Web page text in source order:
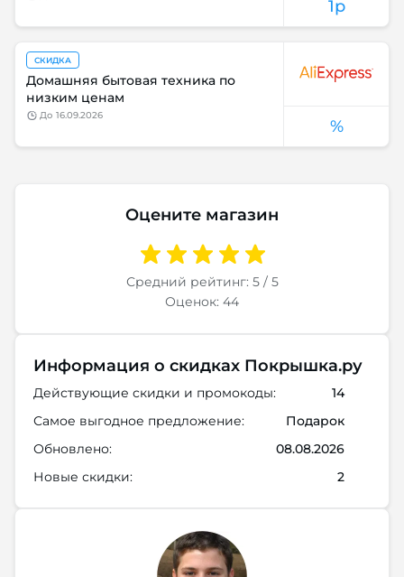
1р
%
СКИДКА
Домашняя бытовая техника по
низким ценам
до 16.09.2026
Оцените магазин
Средний рейтинг: 5 / 5
Оценок: 44
Информация о скидках Покрышка.ру
Действующие скидки и промокоды:
14
Самое выгодное предложение:
Подарок
Обновлено:
08.08.2026
Новые скидки:
2